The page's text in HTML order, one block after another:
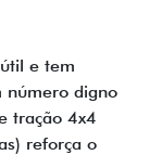
e tem
número digno
tração 4x4
reforça o